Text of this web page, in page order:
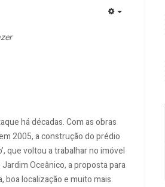
há décadas. Com as obras
2005, a construção do prédio
que voltou a trabalhar no imóvel
Oceânico, a proposta para
localização e muito mais.